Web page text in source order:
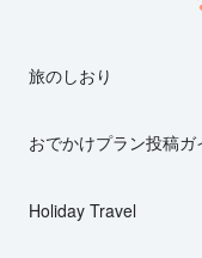
旅のしおり
おでかけプラン投稿ガ
Holiday Travel